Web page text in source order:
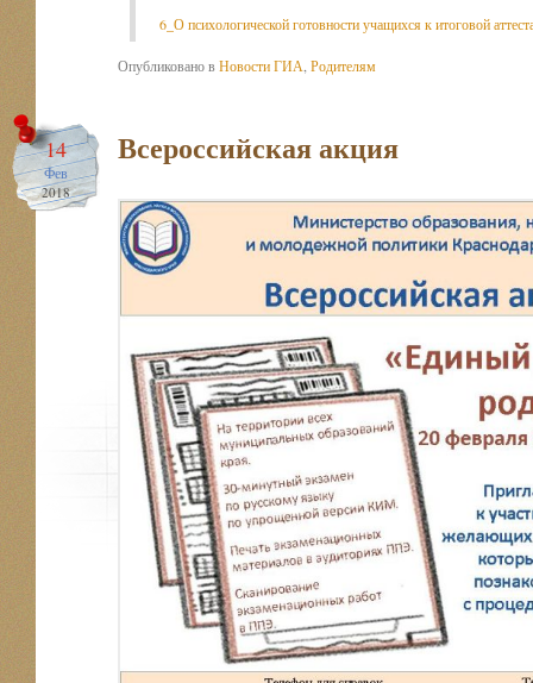
6_О психологической готовности учащихся к итоговой
Опубликовано вНовости ГИА Родителям
14
Фев
2018
Всероссийская акция